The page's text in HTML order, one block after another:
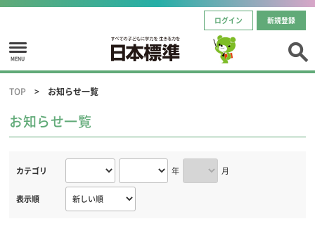
ログイン 新規登録
MENU
TOP お知らせ一覧
お知らせ一覧
カテゴリ 年 月
表示順